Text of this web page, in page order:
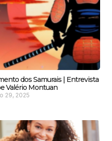
dos Samurais | Entrevista
Valério Montuan
29, 2025